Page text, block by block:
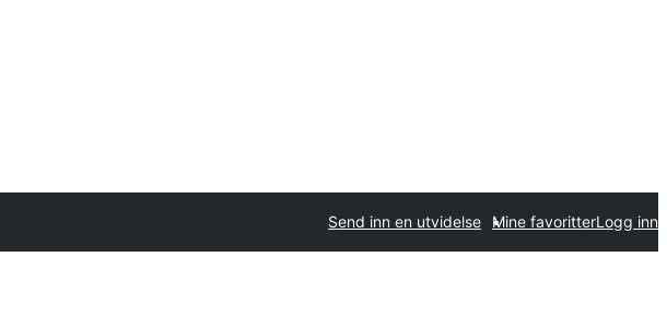
Send inn en utvidelse Mine favoritterLogg inn